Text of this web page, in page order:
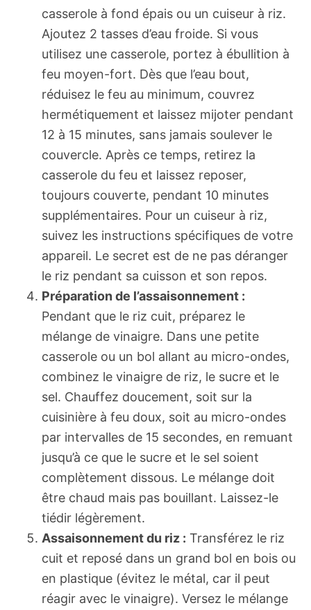
casserole à fond épais ou un cuiseur à riz.
Ajoutez 2 tasses d’eau froide. Si vous
utilisez une casserole, portez à ébullition à
feu moyen-fort. Dès que l’eau bout,
réduisez le feu au minimum, couvrez
hermétiquement et laissez mijoter pendant
12 à 15 minutes, sans jamais soulever le
couvercle. Après ce temps, retirez la
casserole du feu et laissez reposer,
toujours couverte, pendant 10 minutes
supplémentaires. Pour un cuiseur à riz,
suivez les instructions spécifiques de votre
appareil. Le secret est de ne pas déranger
le riz pendant sa cuisson et son repos.
Préparation de l’assaisonnement :
Pendant que le riz cuit, préparez le
mélange de vinaigre. Dans une petite
casserole ou un bol allant au micro-ondes,
combinez le vinaigre de riz, le sucre et le
sel. Chauffez doucement, soit sur la
cuisinière à feu doux, soit au micro-ondes
par intervalles de 15 secondes, en remuant
jusqu’à ce que le sucre et le sel soient
complètement dissous. Le mélange doit
être chaud mais pas bouillant. Laissez-le
tiédir légèrement.
Assaisonnement du riz : Transférez le riz
cuit et reposé dans un grand bol en bois ou
en plastique (évitez le métal, car il peut
réagir avec le vinaigre). Versez le mélange